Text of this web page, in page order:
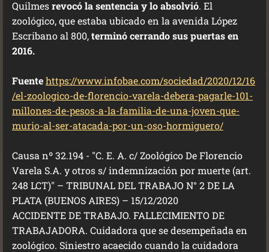
Quilmesrevocó la sentencia y lo absolvió. El
zoológico, que estaba ubicado en la avenida López
Escribano al 800,terminó cerrando sus puertas en
2016.
Fuentehttps://www.infobae.com/sociedad/2020/12/16
/el-zoologico-de-florencio-varela-debera-pagarle-101-
millones-de-pesos-a-la-familia-de-una-joven-que-
murio-al-ser-atacada-por-un-oso-hormiguero/
Causa nº 32.194 - "C. E. A. c/ Zoológico De Florencio
Varela S.A. y otros s/ indemnización por muerte (art.
248 LCT)" – TRIBUNAL DEL TRABAJO N° 2 DE LA
PLATA (BUENOS AIRES) – 15/12/2020
ACCIDENTE DE TRABAJO. FALLECIMIENTO DE
TRABAJADORA. Cuidadora que se desempeñada en
zoológico. Siniestro acaecido cuando la cuidadora